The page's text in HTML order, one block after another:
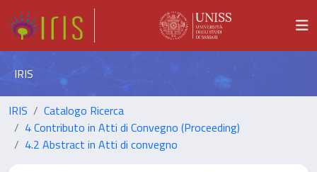
IRIS
IRIS
Catalogo Ricerca
4 Contributo in Atti di Convegno (Proceeding)
4.2 Abstract in Atti di convegno